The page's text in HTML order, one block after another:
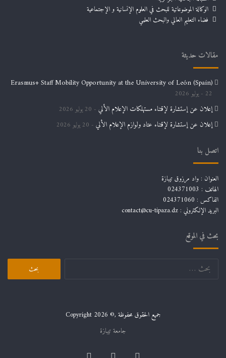
الوكالة الموضوعاتية للبحث في العلوم الإنسانية و الإجتماعية
فضاء التعليم العالي والبحث العلمي
مقالات حديثة
Erasmus+ Staff Mobility Opportunity at the University of León (Spain)
22 يوليو 2026
إعلان عن إستشارة لإقتناء مستهلكات الإعلام الألي 20 يوليو 2026
إعلان عن إستشارة لإقتناء عتاد ولوازم الإعلام الألي 20 يوليو 2026
اتصل بنا
العنوان : واد مرزوق تيبازة
الهاتف : 024371003
الفاكس : 024371060
البريد الإلكتروني : contact@cu-tipaza.dz
بحث في الموقع
البحث
جميع الحقوق محفوظة ,© Copyright 2026
جامعة تيبازة